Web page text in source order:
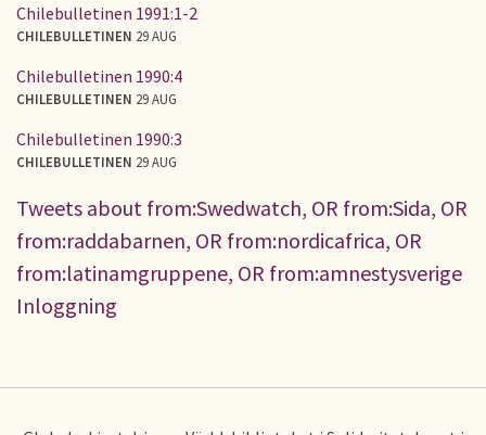
Chilebulletinen 1991:1-2
CHILEBULLETINEN 29 AUG
Chilebulletinen 1990:4
CHILEBULLETINEN 29 AUG
Chilebulletinen 1990:3
CHILEBULLETINEN 29 AUG
Tweets about from:Swedwatch, OR from:Sida, OR
from:raddabarnen, OR from:nordicafrica, OR
from:latinamgruppene, OR from:amnestysverige
Inloggning